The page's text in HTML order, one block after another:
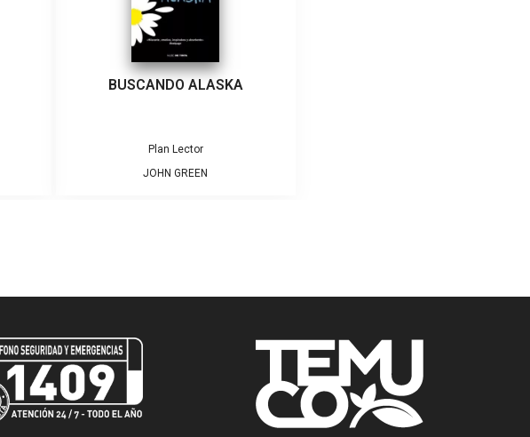
BUSCANDO ALASKA
Plan Lector
JOHN GREEN